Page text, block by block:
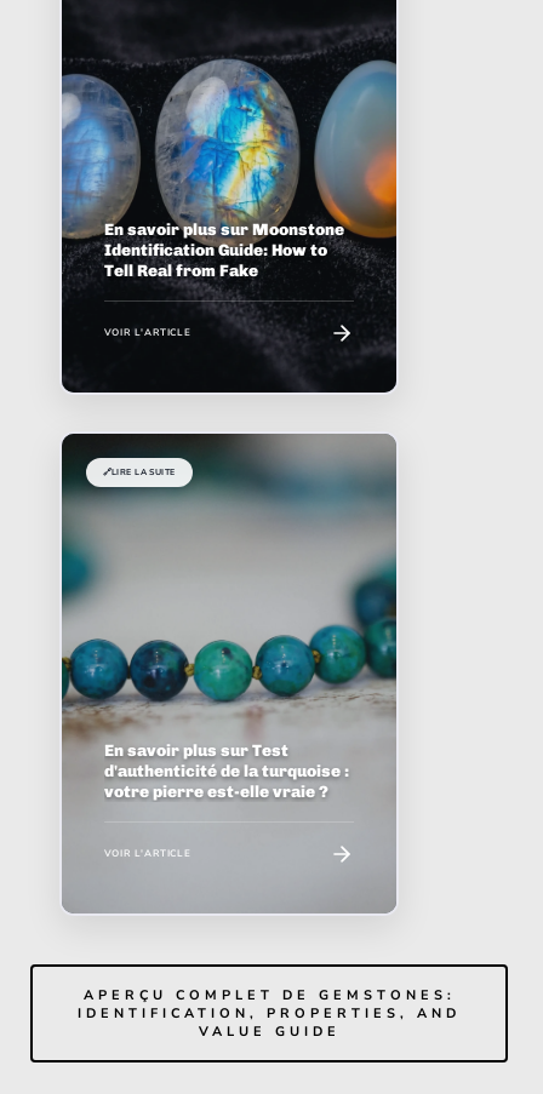
En savoir plus sur Moonstone
Identification Guide: How to
Tell Real from Fake
VOIR L'ARTICLE
🔗LIRE LA SUITE
En savoir plus sur Test
d'authenticité de la turquoise :
votre pierre est-elle vraie ?
VOIR L'ARTICLE
APERÇU COMPLET DE GEMSTONES:
IDENTIFICATION, PROPERTIES, AND
VALUE GUIDE